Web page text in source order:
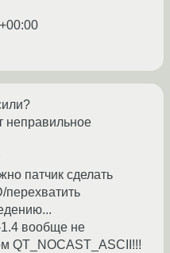
неправильное
патчик сделать
перехватить
вообще не
QT_NOCAST_ASCII!!!